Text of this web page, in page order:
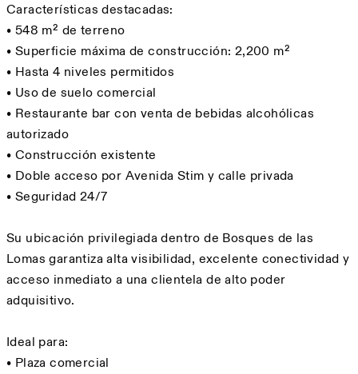
Características destacadas:
• 548 m² de terreno
• Superficie máxima de construcción: 2,200 m²
• Hasta 4 niveles permitidos
• Uso de suelo comercial
• Restaurante bar con venta de bebidas alcohólicas
autorizado
• Construcción existente
• Doble acceso por Avenida Stim y calle privada
• Seguridad 24/7
Su ubicación privilegiada dentro de Bosques de las
Lomas garantiza alta visibilidad, excelente conectividad y
acceso inmediato a una clientela de alto poder
adquisitivo.
Ideal para:
• Plaza comercial